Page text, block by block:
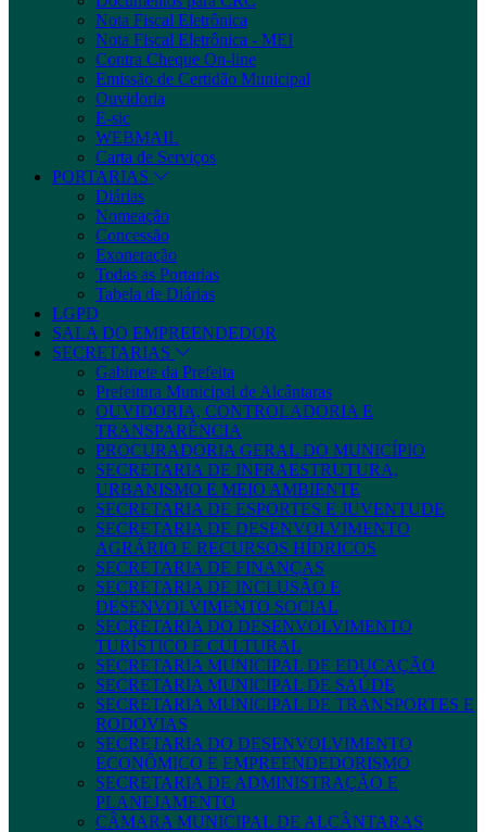
Nota Fiscal Eletrônica
Nota Fiscal Eletrônica - MEI
Contra Cheque On-line
Emissão de Certidão Municipal
Ouvidoria
E-sic
WEBMAIL
Carta de Serviços
PORTARIAS
Diárias
Nomeação
Concessão
Exoneração
Todas as Portarias
Tabela de Diárias
LGPD
SALA DO EMPREENDEDOR
SECRETARIAS
Gabinete da Prefeita
Prefeitura Municipal de Alcântaras
OUVIDORIA, CONTROLADORIA E
TRANSPARÊNCIA
PROCURADORIA GERAL DO MUNICÍPIO
SECRETARIA DE INFRAESTRUTURA,
URBANISMO E MEIO AMBIENTE
SECRETARIA DE ESPORTES E JUVENTUDE
SECRETARIA DE DESENVOLVIMENTO
AGRÁRIO E RECURSOS HÍDRICOS
SECRETARIA DE FINANÇAS
SECRETARIA DE INCLUSÃO E
DESENVOLVIMENTO SOCIAL
SECRETARIA DO DESENVOLVIMENTO
TURÍSTICO E CULTURAL
SECRETARIA MUNICIPAL DE EDUCAÇÃO
SECRETARIA MUNICIPAL DE SAÚDE
SECRETARIA MUNICIPAL DE TRANSPORTES E
RODOVIAS
SECRETARIA DO DESENVOLVIMENTO
ECONÔMICO E EMPREENDEDORISMO
SECRETARIA DE ADMINISTRAÇÃO E
PLANEJAMENTO
CÂMARA MUNICIPAL DE ALCÂNTARAS